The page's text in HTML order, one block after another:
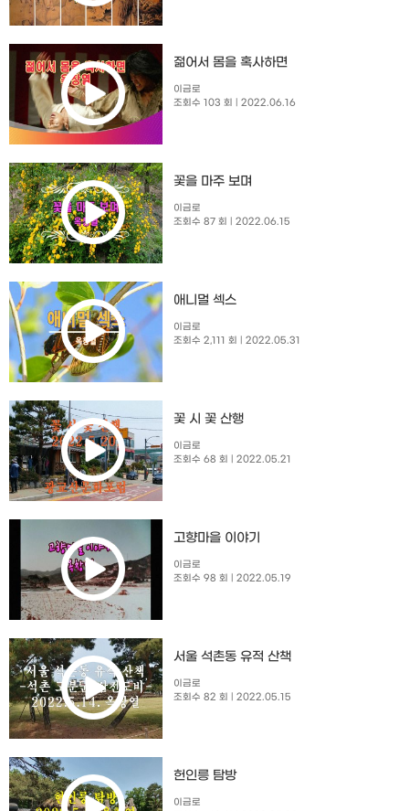
젊어서 몸을 혹사하면
이금로
조회수 103 회
| 2022.06.16
꽃을 마주 보며
이금로
조회수 87 회
| 2022.06.15
애니멀 섹스
이금로
조회수 2,111 회
| 2022.05.31
꽃 시 꽃 산행
이금로
조회수 68 회
| 2022.05.21
고향마을 이야기
이금로
조회수 98 회
| 2022.05.19
서울 석촌동 유적 산책
이금로
조회수 82 회
| 2022.05.15
헌인릉 탐방
이금로